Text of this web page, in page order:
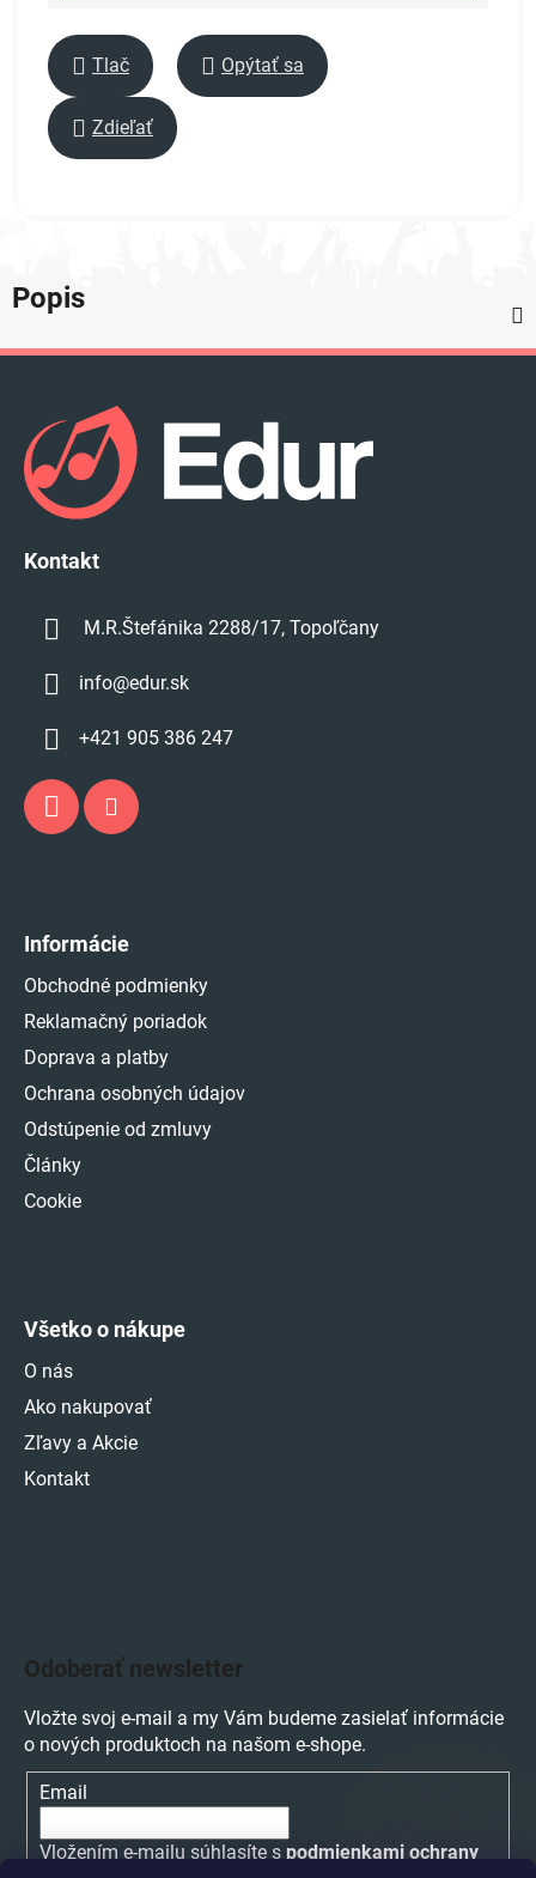
Tlač Opýtať sa
Zdieľať
Popis
Kontakt
M.R.Štefánika 2288/17, Topoľčany
info@edur.sk
+421 905 386 247
Informácie
Obchodné podmienky
Reklamačný poriadok
Doprava a platby
Ochrana osobných údajov
Odstúpenie od zmluvy
Články
Cookie
Všetko o nákupe
O nás
Ako nakupovať
Zľavy a Akcie
Kontakt
Odoberať newsletter
Vložte svoj e-mail a my Vám budeme zasielať informácie
o nových produktoch na našom e-shope.
Email
Vložením e-mailu súhlasíte s podmienkami ochrany